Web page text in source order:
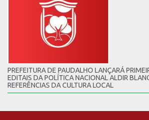
PREFEITURA DE PAUDALHO LANÇARÁ
EDITAIS DA POLÍTICA NACIONAL ALDIR
REFERÊNCIAS DA CULTURA LOCAL